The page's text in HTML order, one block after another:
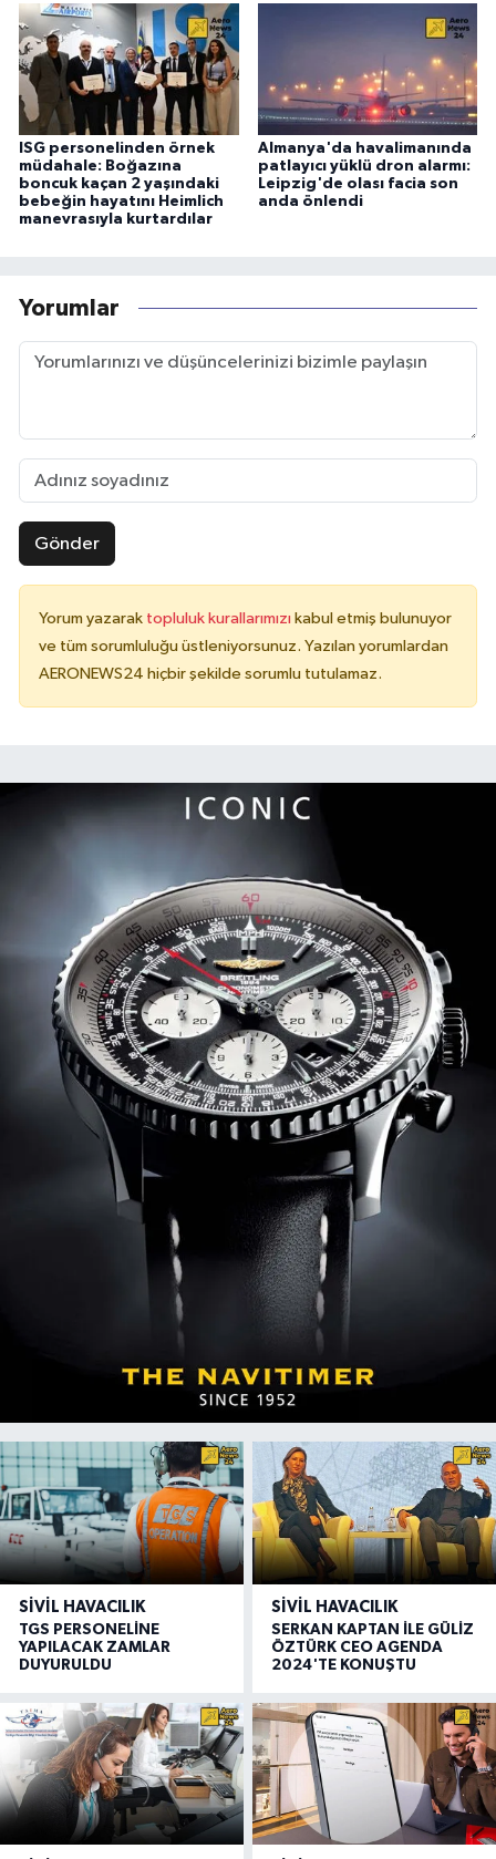
ISG personelinden örnek
müdahale: Boğazına
boncuk kaçan 2 yaşındaki
bebeğin hayatını Heimlich
manevrasıyla kurtardılar
Almanya'da havalimanında
patlayıcı yüklü dron alarmı:
Leipzig'de olası facia son
anda önlendi
Yorumlar
Gönder
Yorum yazarak topluluk kurallarımızı kabul etmiş bulunuyor
ve tüm sorumluluğu üstleniyorsunuz. Yazılan yorumlardan
AERONEWS24 hiçbir şekilde sorumlu tutulamaz.
SIVIL HAVACILIK
TGS PERSONELİNE
YAPILACAK ZAMLAR
DUYURULDU
SIVIL HAVACILIK
SERKAN KAPTAN İLE GÜLİZ
ÖZTÜRK CEO AGENDA
2024'TE KONUŞTU